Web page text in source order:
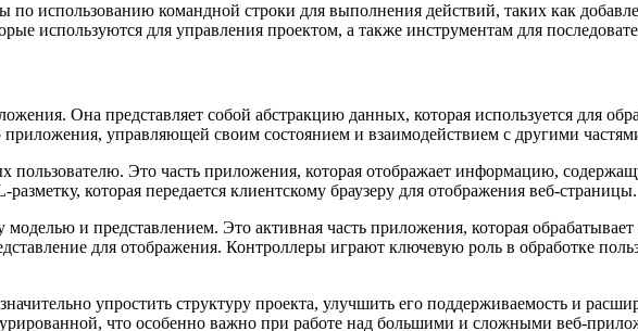
по использованию командной строки для выполнения действий, таких как
используются для управления проектом, а также инструментам для
Она представляет собой абстракцию данных, которая используется для
управляющей своим состоянием и взаимодействием с другими
пользователю. Это часть приложения, которая отображает информацию,
которая передается клиентскому браузеру для отображения веб-страницы.
и представлением. Это активная часть приложения, которая
для отображения. Контроллеры играют ключевую роль в обработке
упростить структуру проекта, улучшить его поддерживаемость и
что особенно важно при работе над большими и сложными веб-